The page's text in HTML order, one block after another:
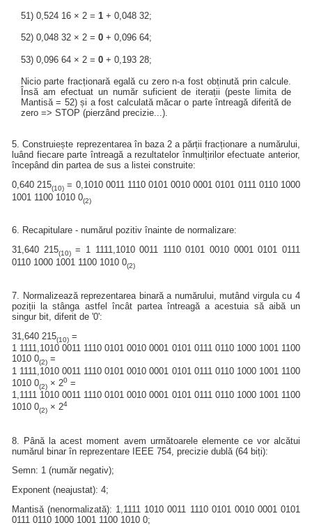
51) 0,524 16 × 2 = 1+ 0,048 32;
52) 0,048 32 × 2 = 0+ 0,096 64;
53) 0,096 64 × 2 = 0+ 0,193 28;
Nicio parte fracționară egală cu zero n-a fost obținută prin calcule.
Însă am efectuat un număr suficient de iterații (peste limita de
Mantisă = 52) și a fost calculată măcar o parte întreagă diferită de
zero => STOP (pierzând precizie...).
5. Construiește reprezentarea în baza 2 a părții fracționare a numărului,
luând fiecare parte întreagă a rezultatelor înmulțirilor efectuate anterior,
începând din partea de sus a listei construite:
0,640 215(10) = 0,1010 0011 1110 0101 0010 0001 0101 0111 0110 1000
1001 1100 1010 0(2)
6. Recapitulare - numărul pozitiv înainte de normalizare:
31,640 215(10)= 1 1111,1010 0011 1110 0101 0010 0001 0101 0111
0110 1000 1001 1100 1010 0(2)
7. Normalizează reprezentarea binară a numărului, mutând virgula cu 4
poziții la stânga astfel încât partea întreagă a acestuia să aibă un
singur bit, diferit de '0':
31,640 215(10) =
1 1111,1010 0011 1110 0101 0010 0001 0101 0111 0110 1000 1001 1100
1010 0(2) =
1 1111,1010 0011 1110 0101 0010 0001 0101 0111 0110 1000 1001 1100
1010 0(2) × 20 =
1,1111 1010 0011 1110 0101 0010 0001 0101 0111 0110 1000 1001 1100
1010 0(2) × 24
8. Până la acest moment avem următoarele elemente ce vor alcătui
numărul binar în reprezentare IEEE 754, precizie dublă (64 biți):
Semn: 1 (număr negativ);
Exponent (neajustat): 4;
Mantisă (nenormalizată): 1,1111 1010 0011 1110 0101 0010 0001 0101
0111 0110 1000 1001 1100 1010 0;